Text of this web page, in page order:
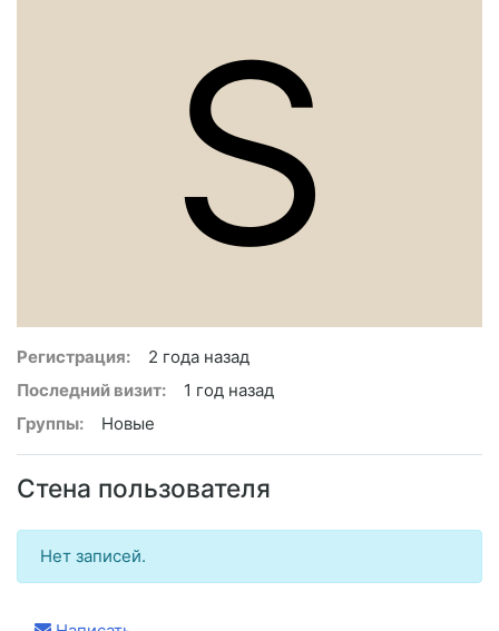
S
Регистрация:
2 года назад
Последний визит:
1 год назад
Группы:
Новые
Стена пользователя
Нет записей.